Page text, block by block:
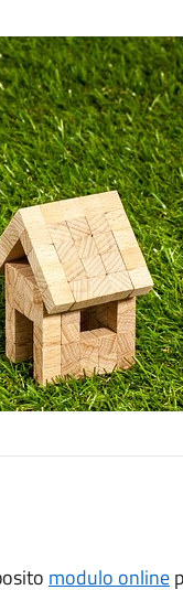
modulo online